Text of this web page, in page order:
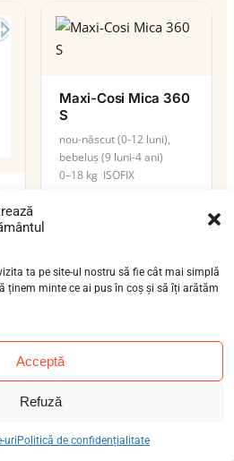
ta pe site-ul nostru să fie cât mai simplă
ținem minte ce ai pus în coș și să îți arătăm
Acceptă
Refuză
uri Politică de confidențialitate
Maxi-Cosi Mica 360
S
nou-născut (0-12 luni),
bebeluș (9 luni-4 ani)
0–18 kg ISOFIX